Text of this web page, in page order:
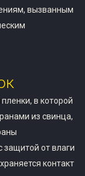
вызванным
в которой
из свинца,
защитой от влаги
контакт